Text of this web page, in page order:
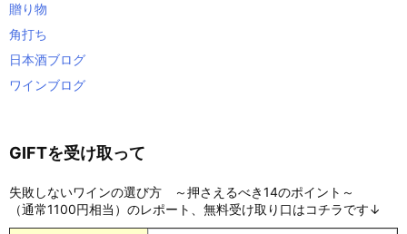
贈り物
角打ち
日本酒ブログ
ワインブログ
GIFTを受け取って
失敗しないワインの選び方 ～押さえるべき14のポイント～
（通常1100円相当）のレポート、無料受け取り口はコチラです↓